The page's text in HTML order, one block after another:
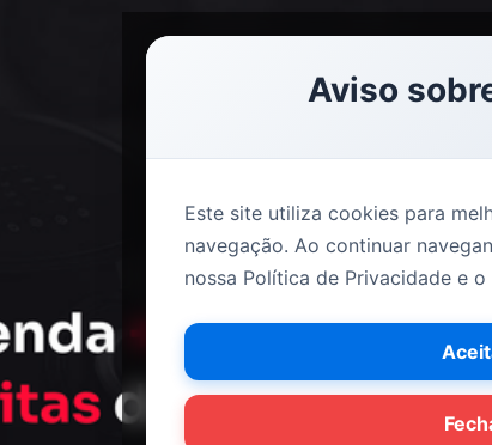
Aviso
Este site utiliza cookies para
navegação. Ao continuar
nossa Política de Privacidade e